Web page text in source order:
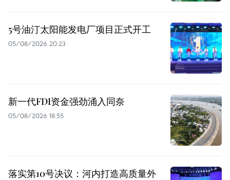
5号油汀太阳能发电厂项目正式开工
05/08/2026 20:23
新一代FDI资金强劲涌入同奈
05/08/2026 18:55
落实第10号决议：河内打造高质量外